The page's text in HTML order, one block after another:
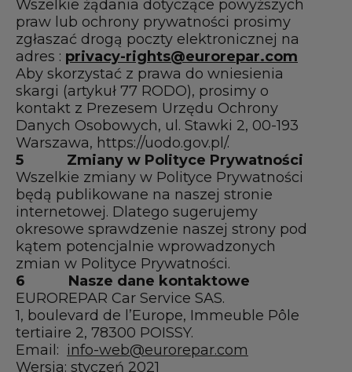
Wszelkie żądania dotyczące powyższych
praw lub ochrony prywatności prosimy
zgłaszać drogą poczty elektronicznej na
adres : privacy-rights@eurorepar.com
Aby skorzystać z prawa do wniesienia
skargi (artykuł 77 RODO), prosimy o
kontakt z Prezesem Urzędu Ochrony
Danych Osobowych, ul. Stawki 2, 00-193
Warszawa, https://uodo.gov.pl/.
5 Zmiany w Polityce Prywatności
Wszelkie zmiany w Polityce Prywatności
będą publikowane na naszej stronie
internetowej. Dlatego sugerujemy
okresowe sprawdzenie naszej strony pod
kątem potencjalnie wprowadzonych
zmian w Polityce Prywatności.
6 Nasze dane kontaktowe
EUROREPAR Car Service SAS.
1, boulevard de l’Europe, Immeuble Pôle
tertiaire 2, 78300 POISSY.
Email: info-web@eurorepar.com
Wersja: styczeń 2021